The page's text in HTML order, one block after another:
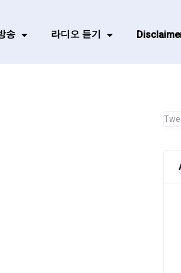
송 라디오 듣기